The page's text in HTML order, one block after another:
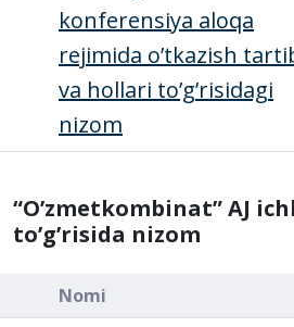
konferensiya aloqa
rejimida o’tkazish
va hollari to’g’risidagi
nizom
“O’zmetkombinat” AJ
to’g’risida nizom
Nomi